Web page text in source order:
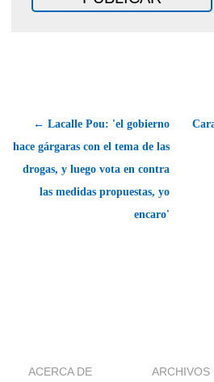
← Lacalle Pou: 'el gobierno
hace gárgaras con el tema de las
drogas, y luego vota en contra
las medidas propuestas, yo
encaro'
ACERCA DE ARCHIVOS